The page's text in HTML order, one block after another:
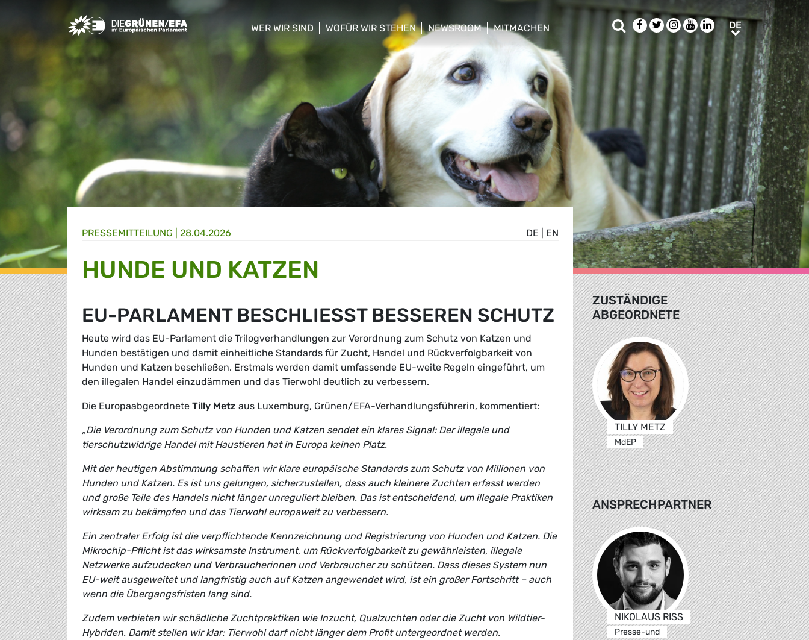
Greens/EFA Home
WER WIR SIND
WOFÜR WIR STEHEN
show/hide sub menu
NEWSROOM
show/hide sub menu
MITMACHEN
show/hide sub menu
SucheFacebook
TwitterInstagram
YoutubeLinkedIn
DEDE
DE EN
PRESSE­MITTEILUNG 28.04.2026
HUNDE UND KATZEN
EU-PARLAMENT BESCHLIESST BESSEREN SCHUTZ
Heute wird das EU-Parlament die Trilogverhandlungen zur Verordnung zum Schutz von Katzen und
Hunden bestätigen und damit einheitliche Standards für Zucht, Handel und Rückverfolgbarkeit von
Hunden und Katzen beschließen. Erstmals werden damit umfassende EU-weite Regeln eingeführt, um
den illegalen Handel einzudämmen und das Tierwohl deutlich zu verbessern.
Die Europaabgeordnete Tilly Metz aus Luxemburg, Grünen/EFA-Verhandlungsführerin, kommentiert:
„Die Verordnung zum Schutz von Hunden und Katzen sendet ein klares Signal: Der illegale und
tierschutzwidrige Handel mit Haustieren hat in Europa keinen Platz.
Mit der heutigen Abstimmung schaffen wir klare europäische Standards zum Schutz von Millionen von
Hunden und Katzen. Es ist uns gelungen, sicherzustellen, dass auch kleinere Zuchten erfasst werden
und große Teile des Handels nicht länger unreguliert bleiben. Das ist entscheidend, um illegale Praktiken
wirksam zu bekämpfen und das Tierwohl europaweit zu verbessern.
Ein zentraler Erfolg ist die verpflichtende Kennzeichnung und Registrierung von Hunden und Katzen. Die
Mikrochip-Pflicht ist das wirksamste Instrument, um Rückverfolgbarkeit zu gewährleisten, illegale
Netzwerke aufzudecken und Verbraucherinnen und Verbraucher zu schützen. Dass dieses System nun
EU-weit ausgeweitet und langfristig auch auf Katzen angewendet wird, ist ein großer Fortschritt – auch
wenn die Übergangsfristen lang sind.
Zudem verbieten wir schädliche Zuchtpraktiken wie Inzucht, Qualzuchten oder die Zucht von Wildtier-
Hybriden. Damit stellen wir klar: Tierwohl darf nicht länger dem Profit untergeordnet werden.
ZUSTÄNDIGE
ABGEORDNETE
TILLY METZ
MdEP
ANSPRECHPARTNER
NIKOLAUS RISS
Presse-und